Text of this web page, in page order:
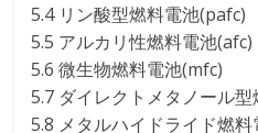
5.4 リン酸型燃料電池(pafc)
5.5 アルカリ性燃料電池(afc)
5.6 微生物燃料電池(mfc)
5.7 ダイレクトメタノール
5.8 メタルハイドライド燃料